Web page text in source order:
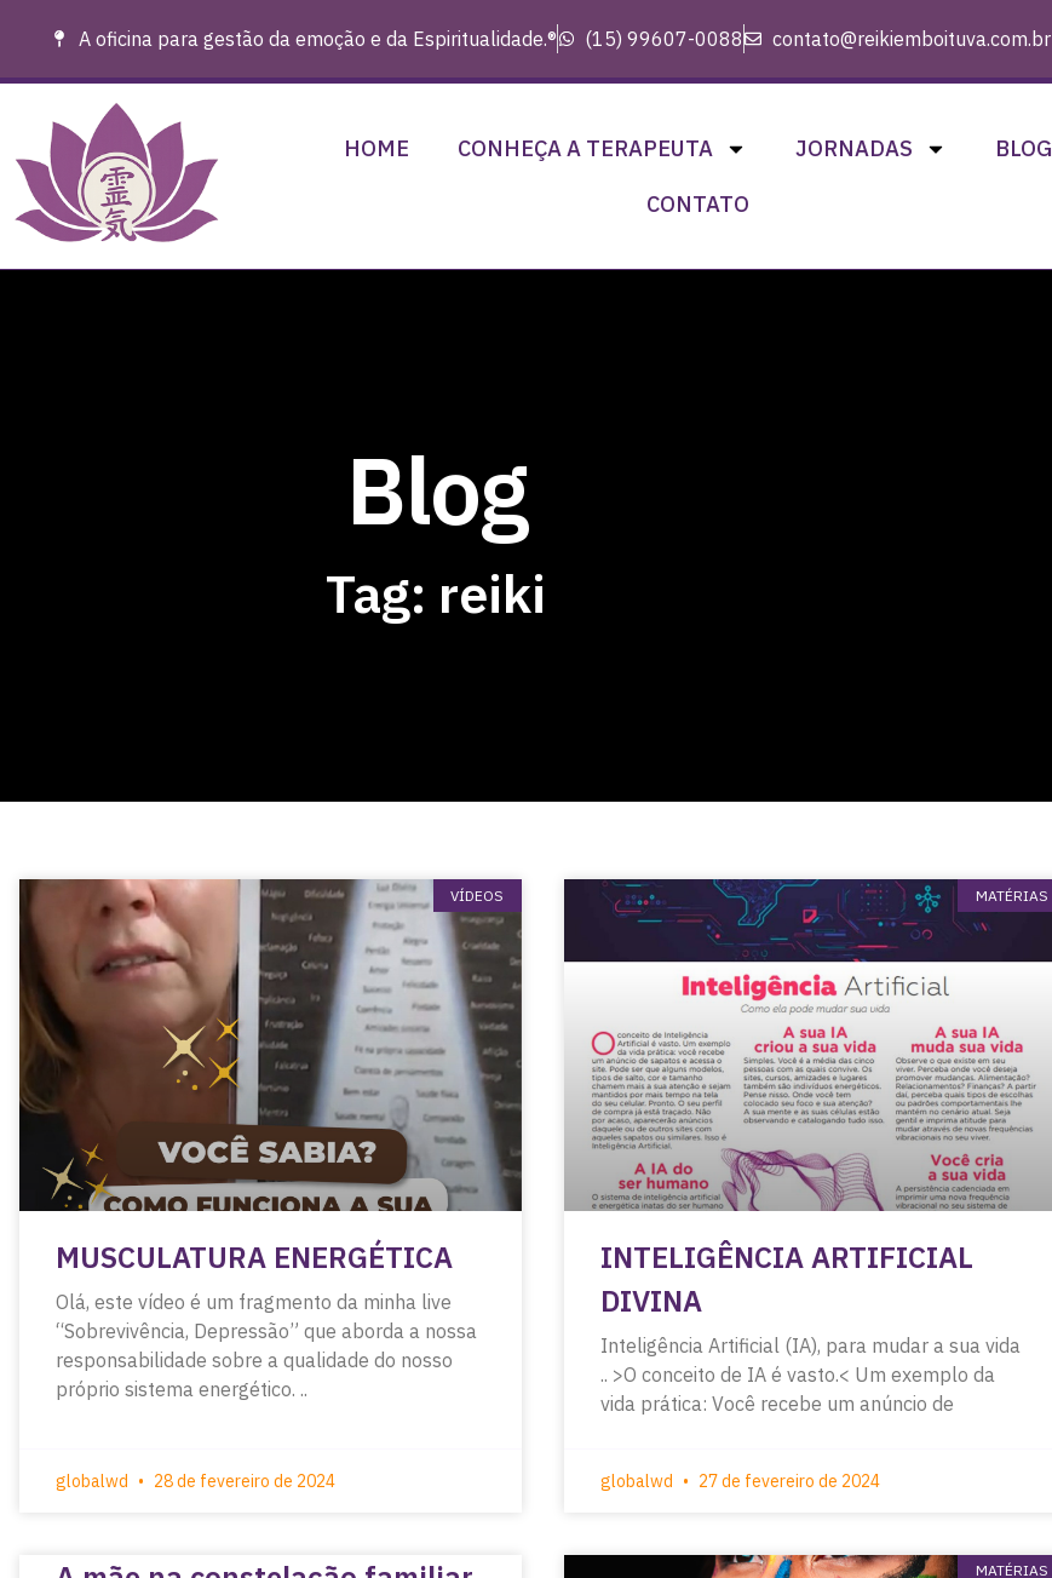
A oficina para gestão da emoção e da Espiritualidade.® (15) 99607-0088 contato@reikiemboituva.com.br
HOME CONHEÇA A TERAPEUTA JORNADAS
BLOG
CONTATO
Blog
Tag: reiki
VÍDEOS
MUSCULATURA ENERGÉTICA
Olá, este vídeo é um fragmento da minha live
“Sobrevivência, Depressão” que aborda a nossa
responsabilidade sobre a qualidade do nosso
próprio sistema energético. ..
globalwd 28 de fevereiro de 2024
MATÉRIAS
INTELIGÊNCIA ARTIFICIAL
DIVINA
Inteligência Artificial (IA), para mudar a sua vida
.. >O conceito de IA é vasto.< Um exemplo da
vida prática: Você recebe um anúncio de
globalwd 27 de fevereiro de 2024
MATÉRIAS